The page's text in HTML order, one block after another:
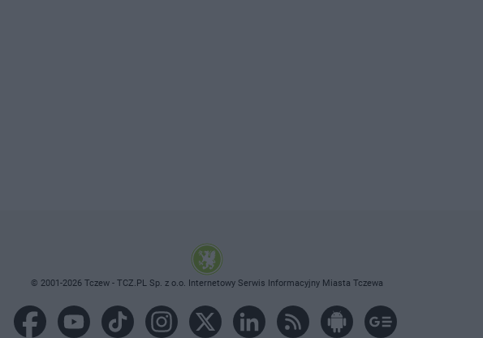
© 2001-2026 Tczew - TCZ.PL Sp. z o.o. Internetowy Serwis Informacyjny Miasta Tczewa